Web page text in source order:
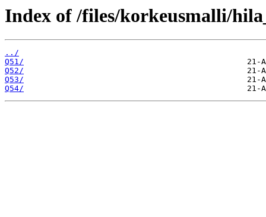
Index of /files/korkeusmalli/
../
Q51/
Q52/
Q53/
Q54/